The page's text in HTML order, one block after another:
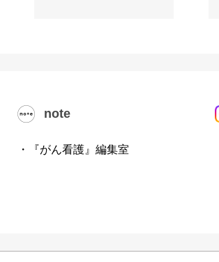
note
・『がん看護』編集室